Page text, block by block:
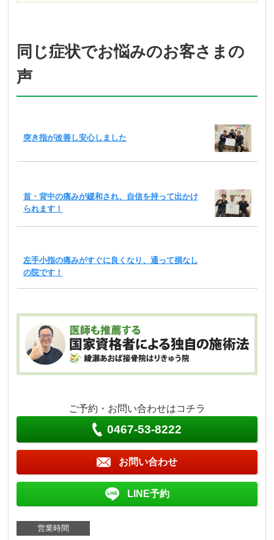
同じ症状でお悩みのお客さまの
声
突き指が改善し安心しました
首・背中の痛みが緩和され、自信を持って出かけ
られます！
左手小指の痛みがすぐに良くなり、通って損なし
の院です！
ご予約・お問い合わせはコチラ
0467-53-8222
お問い合わせ
LINE予約
営業時間